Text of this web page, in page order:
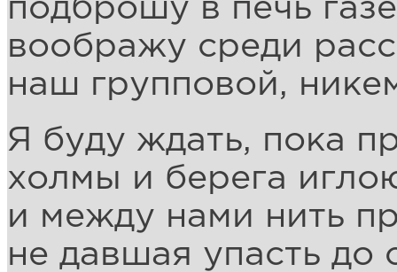
подброшу в печь
воображу среди
наш групповой,
Я буду ждать, пока
холмы и берега
и между нами нить
не давшая упасть до